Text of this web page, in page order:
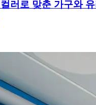
러로 맞춘 가구와